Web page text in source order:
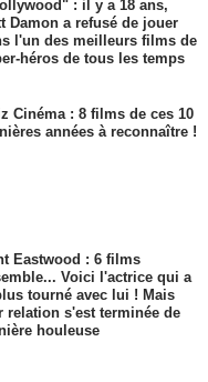
: il y a 18 ans,
Damon a refusé de jouer
l'un des meilleurs films de
héros de tous les temps
Cinéma : 8 films de ces 10
années à reconnaître !
Eastwood : 6 films
Voici l'actrice qui a
tourné avec lui ! Mais
relation s'est terminée de
houleuse